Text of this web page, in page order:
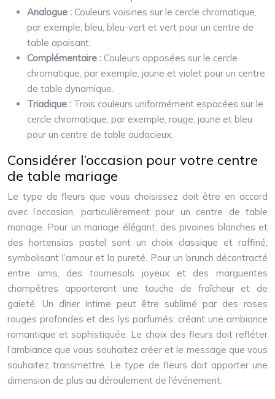
Analogue : Couleurs voisines sur le cercle chromatique,
par exemple, bleu, bleu-vert et vert pour un centre de
table apaisant.
Complémentaire : Couleurs opposées sur le cercle
chromatique, par exemple, jaune et violet pour un centre
de table dynamique.
Triadique : Trois couleurs uniformément espacées sur le
cercle chromatique, par exemple, rouge, jaune et bleu
pour un centre de table audacieux.
Considérer l’occasion pour votre centre
de table mariage
Le type de fleurs que vous choisissez doit être en accord
avec l’occasion, particulièrement pour un centre de table
mariage. Pour un mariage élégant, des pivoines blanches et
des hortensias pastel sont un choix classique et raffiné,
symbolisant l’amour et la pureté. Pour un brunch décontracté
entre amis, des tournesols joyeux et des marguerites
champêtres apporteront une touche de fraîcheur et de
gaieté. Un dîner intime peut être sublimé par des roses
rouges profondes et des lys parfumés, créant une ambiance
romantique et sophistiquée. Le choix des fleurs doit refléter
l’ambiance que vous souhaitez créer et le message que vous
souhaitez transmettre. Le type de fleurs doit apporter une
dimension de plus au déroulement de l’événement.